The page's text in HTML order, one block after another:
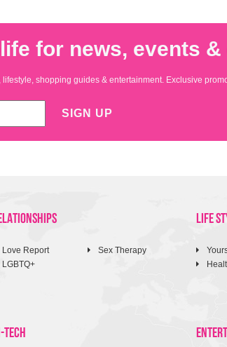
for news, events
shopping guides & entertainment. Exclusive
SIGN UP
Love Report
LGBTQ+
Sex Therapy
LIFE